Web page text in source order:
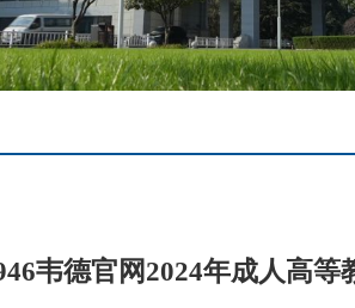
韦德官网2024年成人高